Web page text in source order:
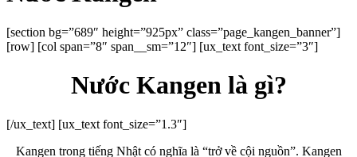
[section bg=”689″ height=”925px” class=”page_kangen_banner”]
[row] [col span=”8″ span__sm=”12″] [ux_text font_size=”3″]
Nước Kangen là gì?
[/ux_text] [ux_text font_size=”1.3″]
Kangen trong tiếng Nhật có nghĩa là “trở về cội nguồn”. Kangen